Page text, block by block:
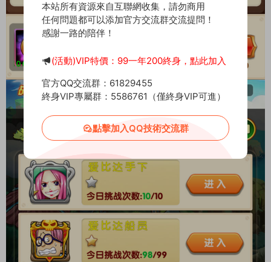
本站所有資源來自互聯網收集，請勿商用
任何問題都可以添加官方交流群交流提問！
感謝一路的陪伴！
(活動)VIP特價：99一年200終身，點此加入
官方QQ交流群：61829455
終身VIP專屬群：5586761（僅終身VIP可進）
點擊加入QQ技術交流群